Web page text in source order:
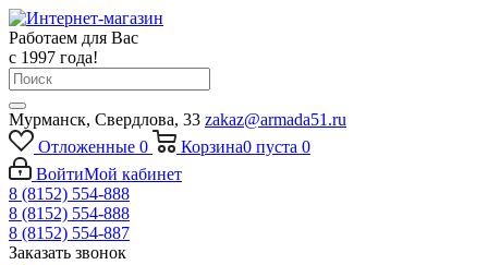
Работаем для Вас
с 1997 года!
Мурманск, Свердлова, 33 zakaz@armada51.ru
Отложенные 0 Корзина0 пуста 0
ВойтиМой кабинет
8 (8152) 554-888
8 (8152) 554-888
8 (8152) 554-887
Заказать звонок